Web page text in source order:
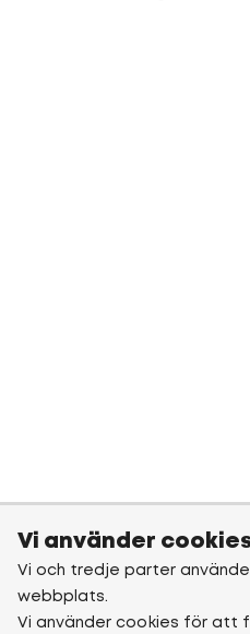
Vi använder
Vi och tredje parter
webbplats.
Vi använder cookies för att